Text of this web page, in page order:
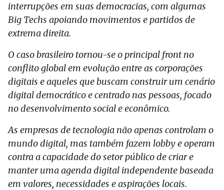
interrupções em suas democracias, com algumas
Big Techs apoiando movimentos e partidos de
extrema direita.
O caso brasileiro tornou-se o principal front no
conflito global em evolução entre as corporações
digitais e aqueles que buscam construir um cenário
digital democrático e centrado nas pessoas, focado
no desenvolvimento social e econômico.
As empresas de tecnologia não apenas controlam o
mundo digital, mas também fazem lobby e operam
contra a capacidade do setor público de criar e
manter uma agenda digital independente baseada
em valores, necessidades e aspirações locais.